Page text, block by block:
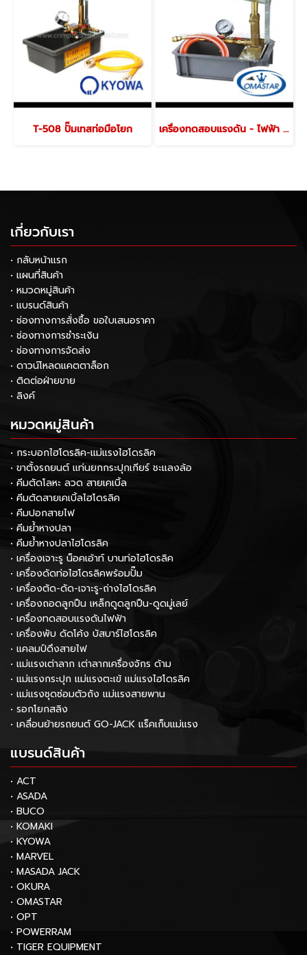
T-508 ปั๊มเทสท่อมือโยก เครื่องทดสอบแรงดัน - ไฟฟ้า HHS-2.5S , HHS-6.3S
เกี่ยวกับเรา
• กลับหน้าแรก
• แผนที่สินค้า
• หมวดหมู่สินค้า
• แบรนด์สินค้า
• ช่องทางการสั่งซื้อ ขอใบเสนอราคา
• ช่องทางการชำระเงิน
• ช่องทางการจัดส่ง
• ดาวน์โหลดแคตตาล็อก
• ติดต่อฝ่ายขาย
• ลิงค์
หมวดหมู่สินค้า
• กระบอกไฮโดรลิค-แม่แรงไฮโดรลิค
• ขาตั้งรถยนต์ แท่นยกกระปุกเกียร์ ชะแลงล้อ
• คีมตัดโลหะ ลวด สายเคเบิ้ล
• คีมตัดสายเคเบิ้ลไฮโดรลิค
• คีมปอกสายไฟ
• คีมย้ำหางปลา
• คีมย้ำหางปลาไฮโดรลิค
• เครื่องเจาะรู น็อคเอ้าท์ บานท่อไฮโดรลิค
• เครื่องดัดท่อไฮโดรลิคพร้อมปั๊ม
• เครื่องตัด-ดัด-เจาะรู-ถ่างไฮโดรลิค
• เครื่องถอดลูกปืน เหล็กดูดลูกปืน-ดูดมู่เลย์
• เครื่องทดสอบแรงดันไฟฟ้า
• เครื่องพับ ดัดโค้ง บัสบาร์ไฮโดรลิค
• แคลมป์ดึงสายไฟ
• แม่แรงเต่าลาก เต่าลากเครื่องจักร ด้าม
• แม่แรงกระปุก แม่แรงตะเข้ แม่แรงไฮโดรลิค
• แม่แรงชุดซ่อมตัวถัง แม่แรงสายพาน
• รอกโยกสลิง
• เคลื่อนย้ายรถยนต์ GO-JACK แร็คเก็บแม่แรง
แบรนด์สินค้า
• ACT
• ASADA
• BUCO
• KOMAKI
• KYOWA
• MARVEL
• MASADA JACK
• OKURA
• OMASTAR
• OPT
• POWERRAM
• TIGER EQUIPMENT